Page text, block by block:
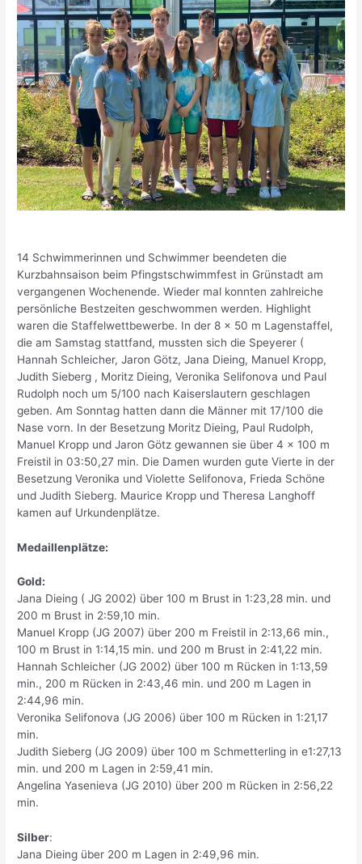
14 Schwimmerinnen und Schwimmer beendeten die
Kurzbahnsaison beim Pfingstschwimmfest in Grünstadt am
vergangenen Wochenende. Wieder mal konnten zahlreiche
persönliche Bestzeiten geschwommen werden. Highlight
waren die Staffelwettbewerbe. In der 8 x 50 m Lagenstaffel,
die am Samstag stattfand, mussten sich die Speyerer (
Hannah Schleicher, Jaron Götz, Jana Dieing, Manuel Kropp,
Judith Sieberg , Moritz Dieing, Veronika Selifonova und Paul
Rudolph noch um 5/100 nach Kaiserslautern geschlagen
geben. Am Sonntag hatten dann die Männer mit 17/100 die
Nase vorn. In der Besetzung Moritz Dieing, Paul Rudolph,
Manuel Kropp und Jaron Götz gewannen sie über 4 x 100 m
Freistil in 03:50,27 min. Die Damen wurden gute Vierte in der
Besetzung Veronika und Violette Selifonova, Frieda Schöne
und Judith Sieberg. Maurice Kropp und Theresa Langhoff
kamen auf Urkundenplätze.
Medaillenplätze:
Gold:
Jana Dieing ( JG 2002) über 100 m Brust in 1:23,28 min. und
200 m Brust in 2:59,10 min.
Manuel Kropp (JG 2007) über 200 m Freistil in 2:13,66 min.,
100 m Brust in 1:14,15 min. und 200 m Brust in 2:41,22 min.
Hannah Schleicher (JG 2002) über 100 m Rücken in 1:13,59
min., 200 m Rücken in 2:43,46 min. und 200 m Lagen in
2:44,96 min.
Veronika Selifonova (JG 2006) über 100 m Rücken in 1:21,17
min.
Judith Sieberg (JG 2009) über 100 m Schmetterling in e1:27,13
min. und 200 m Lagen in 2:59,41 min.
Angelina Yasenieva (JG 2010) über 200 m Rücken in 2:56,22
min.
Silber:
Jana Dieing über 200 m Lagen in 2:49,96 min.